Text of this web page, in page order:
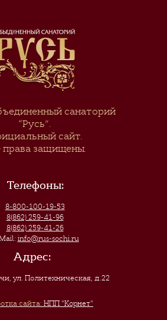
санаторий
“Русь”.
сайт.
права защищены.
Телефоны:
8-800-100-19-53
8(862) 259-41-96
8(862) 259-41-26
info@rus-sochi.ru
Адрес:
,ул. Политехническая, д.22
сайта: НПП "Корнет"